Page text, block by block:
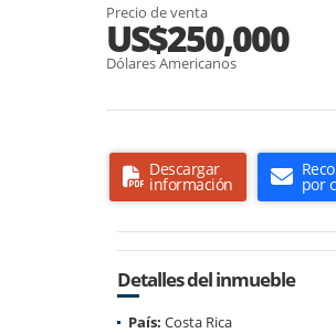
Precio de venta
US$250,000
Dólares Americanos
Descargar
información por
Detalles del inmueble
País: Costa Rica